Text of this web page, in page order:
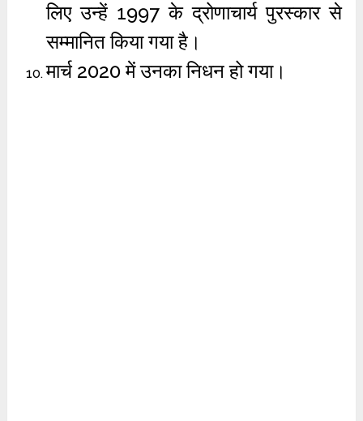
लिए उन्हें 1997 के द्रोणाचार्य पुरस्कार से
सम्मानित किया गया है।
मार्च 2020 में उनका निधन हो गया।